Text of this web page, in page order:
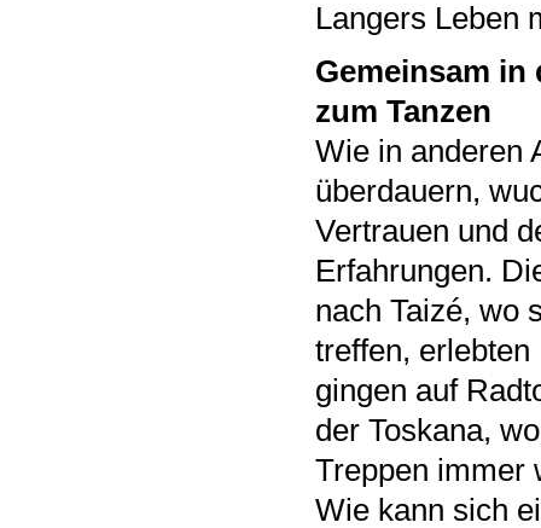
Langers Leben
Gemeinsam in
zum Tanzen
Wie in anderen
überdauern,
Vertrauen und
Erfahrungen.
nach Taizé, wo
treffen,
gingen auf
der Toskana,
Treppen immer
Wie kann sich